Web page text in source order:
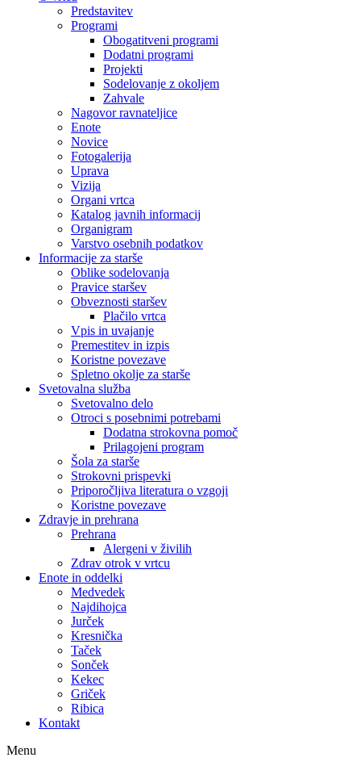
Predstavitev
Programi
Obogatitveni programi
Dodatni programi
Projekti
Sodelovanje z okoljem
Zahvale
Nagovor ravnateljice
Enote
Novice
Fotogalerija
Uprava
Vizija
Organi vrtca
Katalog javnih informacij
Organigram
Varstvo osebnih podatkov
Informacije za starše
Oblike sodelovanja
Pravice staršev
Obveznosti staršev
Plačilo vrtca
Vpis in uvajanje
Premestitev in izpis
Koristne povezave
Spletno okolje za starše
Svetovalna služba
Svetovalno delo
Otroci s posebnimi potrebami
Dodatna strokovna pomoč
Prilagojeni program
Šola za starše
Strokovni prispevki
Priporočljiva literatura o vzgoji
Koristne povezave
Zdravje in prehrana
Prehrana
Alergeni v živilih
Zdrav otrok v vrtcu
Enote in oddelki
Medvedek
Najdihojca
Jurček
Kresnička
Taček
Sonček
Kekec
Griček
Ribica
Kontakt
Menu